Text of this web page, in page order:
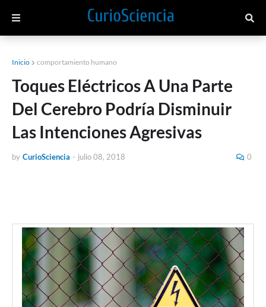
Inicio comportamiento humano
Toques Eléctricos A Una Parte
Del Cerebro Podría Disminuir
Las Intenciones Agresivas
by CurioSciencia - julio 08, 2018 0